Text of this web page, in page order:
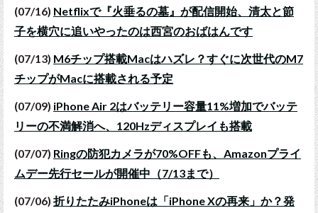
(07/16) Netflixで『火垂るの墓』が配信開始、清太と節
子を横穴に追いやったのは西宮のおばはんです
(07/13) M6チップ搭載Macはハズレ？すぐに次世代のM7
チップがMacに搭載される予定
(07/09) iPhone Air 2はバッテリー容量11%増加でバッテ
リーの不満解消へ、120Hzディスプレイも搭載
(07/07) Ringの防犯カメラが70%OFFも、Amazonプライ
ムデー先行セールが開催中（7/13まで）
(07/06) 折りたたみiPhoneは「iPhone Xの再来」か？発